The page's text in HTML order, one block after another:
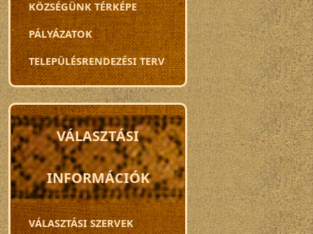
KÖZSÉGÜNK TÉRKÉPE
PÁLYÁZATOK
TELEPÜLÉSRENDEZÉSI TERV
VÁLASZTÁSI
INFORMÁCIÓK
VÁLASZTÁSI SZERVEK